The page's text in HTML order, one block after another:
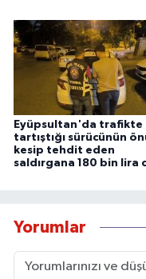
Eyüpsultan'da trafikte
tartıştığı sürücünün
kesip tehdit eden
saldırgana 180 bin lira
Yorumlar